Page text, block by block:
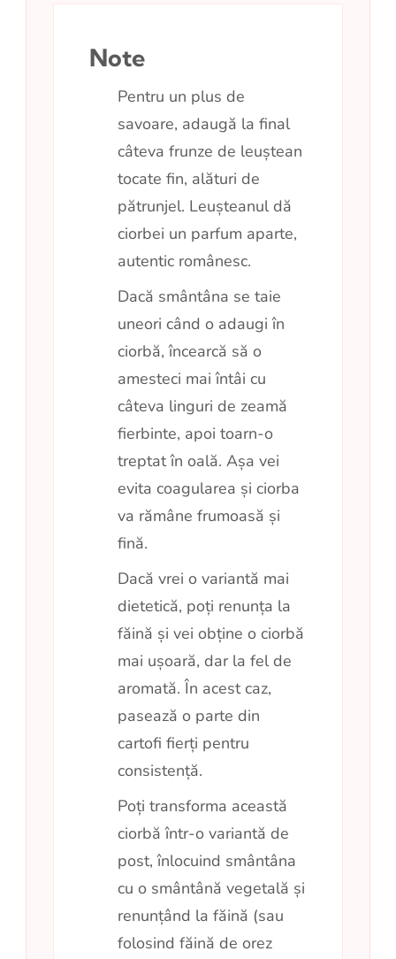
Note
Pentru un plus de
savoare, adaugă la final
câteva frunze de leuștean
tocate fin, alături de
pătrunjel. Leușteanul dă
ciorbei un parfum aparte,
autentic românesc.
Dacă smântâna se taie
uneori când o adaugi în
ciorbă, încearcă să o
amesteci mai întâi cu
câteva linguri de zeamă
fierbinte, apoi toarn-o
treptat în oală. Așa vei
evita coagularea și ciorba
va rămâne frumoasă și
fină.
Dacă vrei o variantă mai
dietetică, poți renunța la
făină și vei obține o ciorbă
mai ușoară, dar la fel de
aromată. În acest caz,
pasează o parte din
cartofi fierți pentru
consistență.
Poți transforma această
ciorbă într-o variantă de
post, înlocuind smântâna
cu o smântână vegetală și
renunțând la făină (sau
folosind făină de orez